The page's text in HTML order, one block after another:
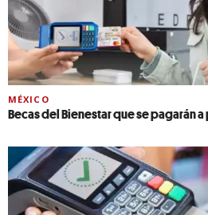
MÉXICO
Becas del Bienestar que se pagarán